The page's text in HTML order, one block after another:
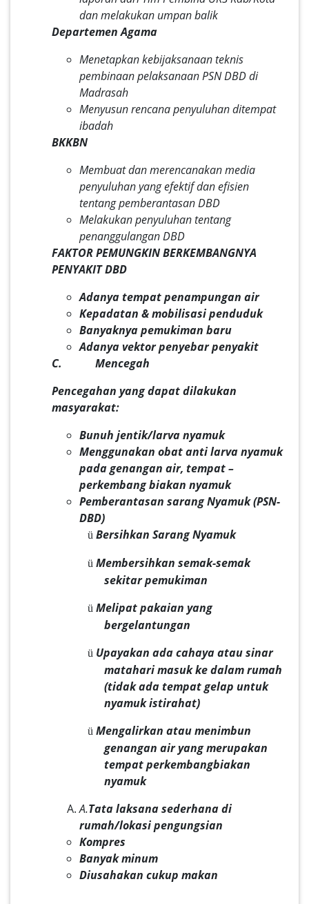
dan melakukan umpan balik
Departemen Agama
Menetapkan kebijaksanaan teknis
pembinaan pelaksanaan PSN DBD di
Madrasah
Menyusun rencana penyuluhan ditempat
ibadah
BKKBN
Membuat dan merencanakan media
penyuluhan yang efektif dan efisien
tentang pemberantasan DBD
Melakukan penyuluhan tentang
penanggulangan DBD
FAKTOR PEMUNGKIN BERKEMBANGNYA
PENYAKIT DBD
Adanya tempat penampungan air
Kepadatan & mobilisasi penduduk
Banyaknya pemukiman baru
Adanya vektor penyebar penyakit
C. Mencegah
Pencegahan yang dapat dilakukan
masyarakat:
Bunuh jentik/larva nyamuk
Menggunakan obat anti larva nyamuk
pada genangan air, tempat –
perkembang biakan nyamuk
Pemberantasan sarang Nyamuk (PSN-
DBD)
ü Bersihkan Sarang Nyamuk
ü Membersihkan semak-semak
sekitar pemukiman
ü Melipat pakaian yang
bergelantungan
ü Upayakan ada cahaya atau sinar
matahari masuk ke dalam rumah
(tidak ada tempat gelap untuk
nyamuk istirahat)
ü Mengalirkan atau menimbun
genangan air yang merupakan
tempat perkembangbiakan
nyamuk
A.Tata laksana sederhana di
rumah/lokasi pengungsian
Kompres
Banyak minum
Diusahakan cukup makan